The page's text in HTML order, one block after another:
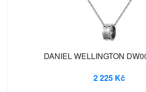
DANIEL WELLINGTON
2 225 Kč